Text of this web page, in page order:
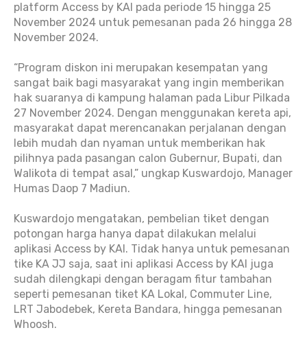
platform Access by KAI pada periode 15 hingga 25
November 2024 untuk pemesanan pada 26 hingga 28
November 2024.
“Program diskon ini merupakan kesempatan yang
sangat baik bagi masyarakat yang ingin memberikan
hak suaranya di kampung halaman pada Libur Pilkada
27 November 2024. Dengan menggunakan kereta api,
masyarakat dapat merencanakan perjalanan dengan
lebih mudah dan nyaman untuk memberikan hak
pilihnya pada pasangan calon Gubernur, Bupati, dan
Walikota di tempat asal,” ungkap Kuswardojo, Manager
Humas Daop 7 Madiun.
Kuswardojo mengatakan, pembelian tiket dengan
potongan harga hanya dapat dilakukan melalui
aplikasi Access by KAI. Tidak hanya untuk pemesanan
tike KA JJ saja, saat ini aplikasi Access by KAI juga
sudah dilengkapi dengan beragam fitur tambahan
seperti pemesanan tiket KA Lokal, Commuter Line,
LRT Jabodebek, Kereta Bandara, hingga pemesanan
Whoosh.